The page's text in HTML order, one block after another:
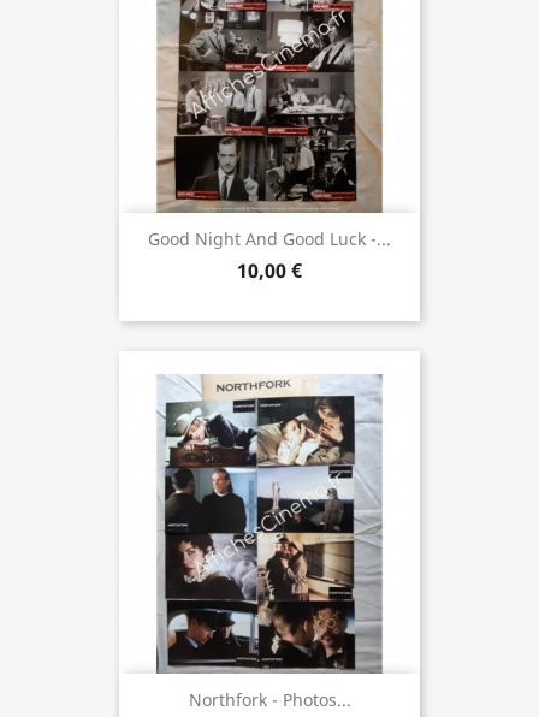
Good Night And Good Luck -...
10,00 €
Northfork - Photos...